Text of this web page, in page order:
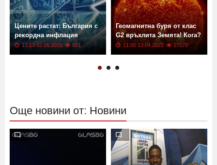
Цените растат: България с
рекордна инфлация
13:13 02.06.2026 601
Геомагнитна буря от клас
G2 връхлита Земята! Кога?
11:00 13.04.2022 17570
Още новини от: Новини